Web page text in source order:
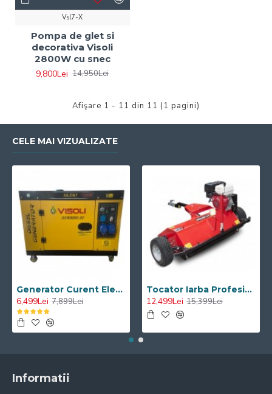
Vsl7-X
Pompa de glet si
decorativa Visoli
2800W cu snec
9,800Lei 14,950Lei
Afişare 1 - 11 din 11 (1 pagini)
CELE MAI VIZUALIZATE
Generator Curent Electric Diesel Profesional Monofazic 7.5 KW Visoli® DG-9000LDE
6,499Lei 7,899Lei
Tocator Iarba Profesional ATV Visoli VST120 - Motor Briggs & Stratton
12,499Lei 15,399Lei
Informatii